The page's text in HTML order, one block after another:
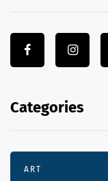
Categories
ART